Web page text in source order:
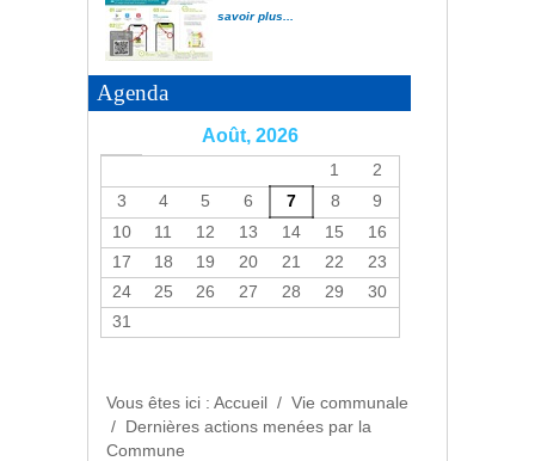
Informations utiles tour de
En savoir plus...
Agenda
Août, 2026
1
2
3
4 5 6 7 8
9
10
11 12 13 14 15
16
17
18 19 20 21 22
23
24
25 26 27 28 29
30
31
Vous êtes ici : Accueil / Vie communale
/
Dernières actions menées par la
Commune